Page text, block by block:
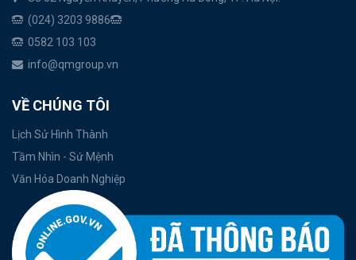
(024) 3203 9886
0582 103 103
info@qmgroup.vn
VỀ CHÚNG TÔI
Lịch Sử Hình Thành
Tầm Nhìn - Sứ Mệnh
Văn Hóa Doanh Nghiệp